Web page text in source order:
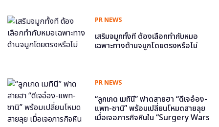
PR NEWS
เสริมจมูกทั้งที ต้องเลือกทำกับหมอ
เฉพาะทางด้านจมูกโดยตรงหรือไม่
PR NEWS
“ลูกเกด เมทินี” ฟาดสายฮา “ดีเจอ๋อง-
แพท-ซานิ” พร้อมเปลี่ยนโหมดสายลุย
เมื่อเจอภารกิจหินใน “Surgery Wars